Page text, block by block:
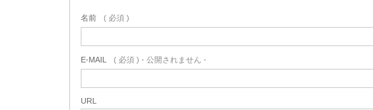
名前 ( 必須 )
E-MAIL ( 必須 ) - 公開されません -
URL